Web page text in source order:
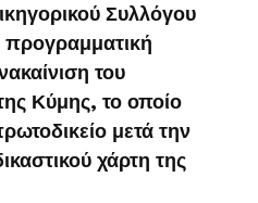
Συλλόγου
προγραμματική
του
Κύμης, το οποίο
μετά την
χάρτη της